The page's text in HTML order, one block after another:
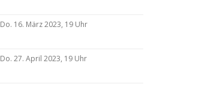
Do. 16. März 2023, 19 Uhr
Do. 27. April 2023, 19 Uhr